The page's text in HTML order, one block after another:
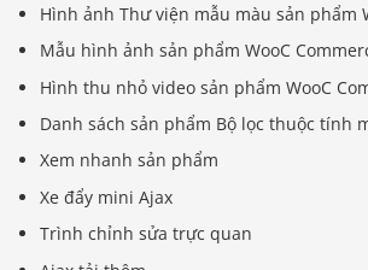
Hình ảnh Thư viện mẫu màu sản phẩm
Mẫu hình ảnh sản phẩm WooC
Hình thu nhỏ video sản phẩm WooC
Danh sách sản phẩm Bộ lọc thuộc tính
Xem nhanh sản phẩm
Xe đẩy mini Ajax
Trình chỉnh sửa trực quan